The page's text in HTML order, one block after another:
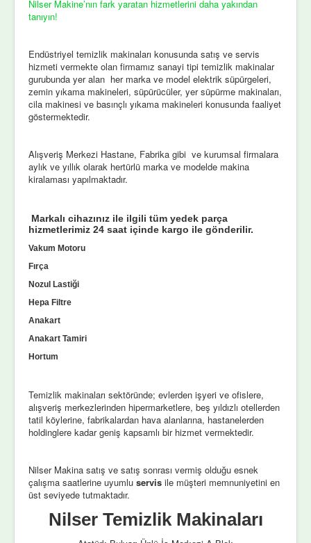
Nilser Makine’nın fark yaratan hizmetlerini daha yakından
tanıyın!
Endüstriyel temizlik makinaları konusunda satış ve servis
hizmeti vermekte olan firmamız sanayi tipi temizlik makinalar
gurubunda yer alan her marka ve model elektrik süpürgeleri,
zemin yıkama makineleri, süpürücüler, yer süpürme makinaları,
cila makinesi ve basınçlı yıkama makineleri konusunda faaliyet
göstermektedir.
Alışveriş Merkezi Hastane, Fabrika gibi ve kurumsal firmalara
aylık ve yıllık olarak hertürlü marka ve modelde makina
kiralaması yapılmaktadır.
Markalı cihazınız ile ilgili tüm yedek parça
hizmetlerimiz 24 saat içinde kargo ile gönderilir.
Vakum Motoru
Fırça
Nozul Lastiği
Hepa Filtre
Anakart
Anakart Tamiri
Hortum
Temizlik makinaları sektöründe; evlerden işyeri ve ofislere,
alışveriş merkezlerinden hipermarketlere, beş yıldızlı otellerden
tatil köylerine, fabrikalardan hava alanlarına, hastanelerden
holdinglere kadar geniş kapsamlı bir hizmet vermektedir.
Nilser Makina satış ve satış sonrası vermiş olduğu esnek
çalışma saatlerine uyumlu servis ile müşteri memnuniyetini en
üst seviyede tutmaktadır.
Nilser Temizlik Makinaları